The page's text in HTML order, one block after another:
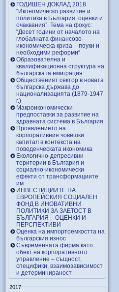
ГОДИШЕН ДОКЛАД 2018
“Икономическо развитие и
политика в България: оценки и
очаквания”. Тема на фокус:
“Десет години от началото на
глобалната финансово-
икономическа криза – поуки и
необходими реформи“
Образователна и
квалификационна структура на
българската емиграция
Общественият сектор в новата
българска държава до
национализацията (1879-1947
г.)
Макроикономически
предпоставки за развитие на
здравната система в България
Проявлението на
корпоративния човешки
капитал в контекста на
поведенческата икономика
Екологично-депресивни
територии в България и
социално-икономически
ефекти от трансформациите
им
ИНВЕСТИЦИИТЕ НА
ЕВРОПЕЙСКИЯ СОЦИАЛЕН
ФОНД В ИНОВАТИВНИ
ПОЛИТИКИ ЗА ЗАЕТОСТ В
БЪЛГАРИЯ – OЦЕНКИ И
ПЕРСПЕКТИВИ
Оценка на импортоемкостта на
българския износ
Съвременната фирма като
обект на корпоративното
управление – същност,
специфики, взаимозависимост
и детерминираност
2017